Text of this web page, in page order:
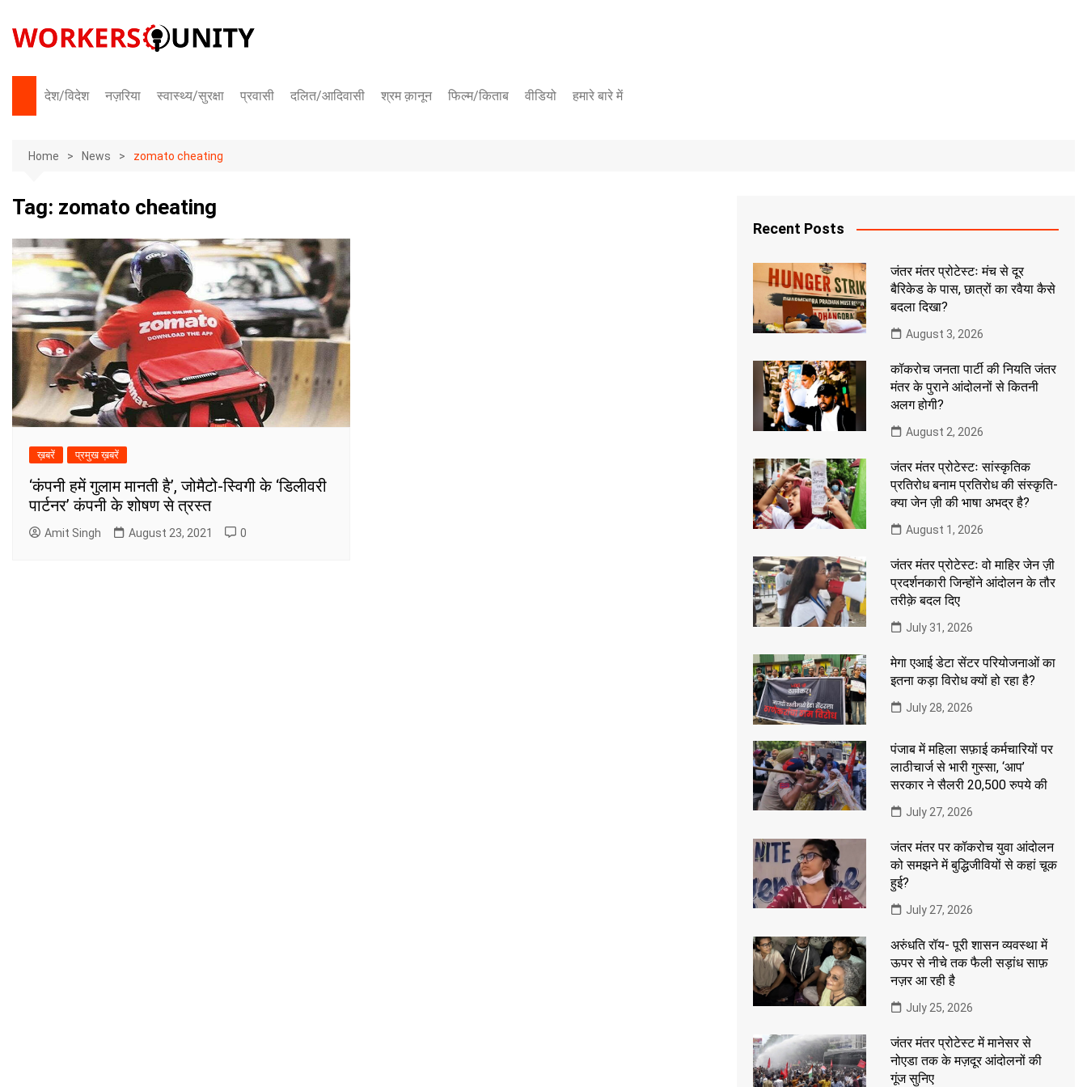
content
देश/विदेश
अंतराष्ट्रीय
नज़रिया स्वास्थ्य/सुरक्षा प्रवासी दलित/आदिवासी श्रम क़ानून फिल्म/किताब वीडियो हमारे बारे में
Home News zomato cheating
Tag: zomato cheating
ख़बरें प्रमुख ख़बरें
‘कंपनी हमें गुलाम मानती है’, जोमैटो-स्विगी के ‘डिलीवरी
पार्टनर’ कंपनी के शोषण से त्रस्त
Amit Singh August 23, 2021 0
Recent Posts
जंतर मंतर प्रोटेस्टः मंच से दूर
बैरिकेड के पास, छात्रों का रवैया कैसे
बदला दिखा?
August 3, 2026
कॉकरोच जनता पार्टी की नियति जंतर
मंतर के पुराने आंदोलनों से कितनी
अलग होगी?
August 2, 2026
जंतर मंतर प्रोटेस्टः सांस्कृतिक
प्रतिरोध बनाम प्रतिरोध की संस्कृति-
क्या जेन ज़ी की भाषा अभद्र है?
August 1, 2026
जंतर मंतर प्रोटेस्टः वो माहिर जेन ज़ी
प्रदर्शनकारी जिन्होंने आंदोलन के तौर
तरीक़े बदल दिए
July 31, 2026
मेगा एआई डेटा सेंटर परियोजनाओं का
इतना कड़ा विरोध क्यों हो रहा है?
July 28, 2026
पंजाब में महिला सफ़ाई कर्मचारियों पर
लाठीचार्ज से भारी गुस्सा, ‘आप’
सरकार ने सैलरी 20,500 रुपये की
July 27, 2026
जंतर मंतर पर कॉकरोच युवा आंदोलन
को समझने में बुद्धिजीवियों से कहां चूक
हुई?
July 27, 2026
अरुंधति रॉय- पूरी शासन व्यवस्था में
ऊपर से नीचे तक फैली सड़ांध साफ़
नज़र आ रही है
July 25, 2026
जंतर मंतर प्रोटेस्ट में मानेसर से
नोएडा तक के मज़दूर आंदोलनों की
गूंज सुनिए